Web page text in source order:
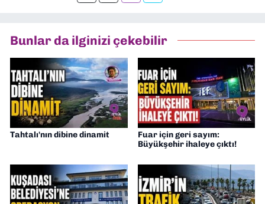
Bunlar da ilginizi çekebilir
Tahtalı'nın dibine dinamit
Fuar için geri sayım:
Büyükşehir ihaleye çıktı!